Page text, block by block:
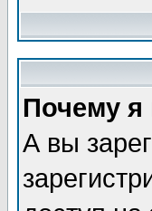
Почему я
А вы